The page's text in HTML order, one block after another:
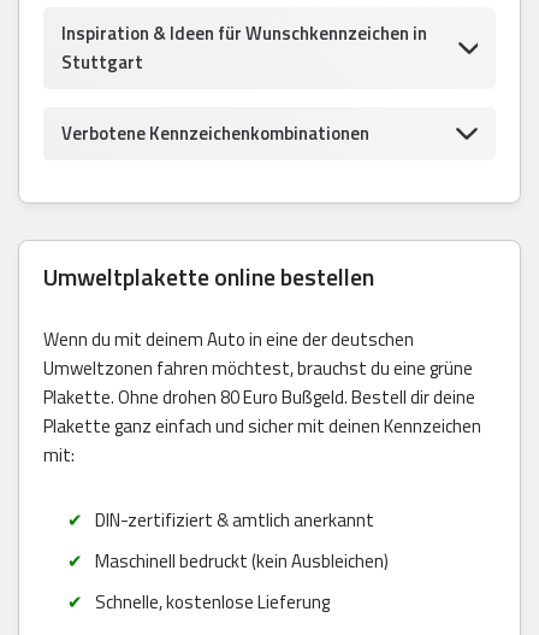
Inspiration & Ideen für Wunschkennzeichen in
Stuttgart
Verbotene Kennzeichenkombinationen
Umweltplakette online bestellen
Wenn du mit deinem Auto in eine der deutschen
Umweltzonen fahren möchtest, brauchst du eine grüne
Plakette. Ohne drohen 80 Euro Bußgeld. Bestell dir deine
Plakette ganz einfach und sicher mit deinen Kennzeichen
mit:
DIN-zertifiziert & amtlich anerkannt
Maschinell bedruckt (kein Ausbleichen)
Schnelle, kostenlose Lieferung